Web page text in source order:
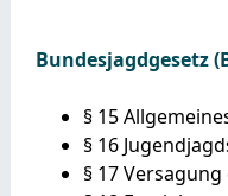
Bundesjagdgesetz
§ 15
§ 16
§ 17 Versagung